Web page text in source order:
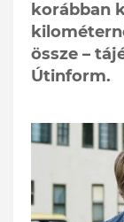
korábban
össze –
Útinform.